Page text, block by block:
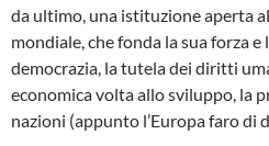
da ultimo, una istituzione aperta
mondiale, che fonda la sua forza
democrazia, la tutela dei diritti
economica volta allo sviluppo, la
nazioni (appunto l’Europa faro di